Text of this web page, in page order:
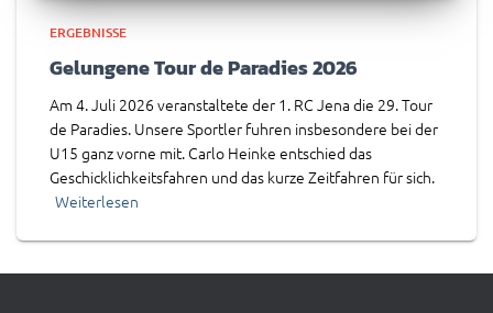
ERGEBNISSE
Gelungene Tour de Paradies 2026
Am 4. Juli 2026 veranstaltete der 1. RC Jena die 29. Tour
de Paradies. Unsere Sportler fuhren insbesondere bei der
U15 ganz vorne mit. Carlo Heinke entschied das
Geschicklichkeitsfahren und das kurze Zeitfahren für sich.
Weiterlesen